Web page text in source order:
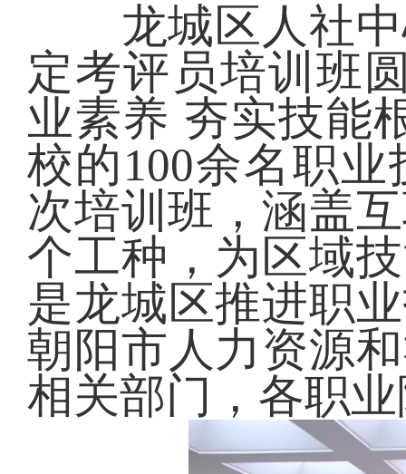
龙城区人社中
定考评员培训班
业素养 夯实技能
校的100余名职
次培训班，涵盖
个工种，为区域
是龙城区推进职
朝阳市人力资源
相关部门，各职